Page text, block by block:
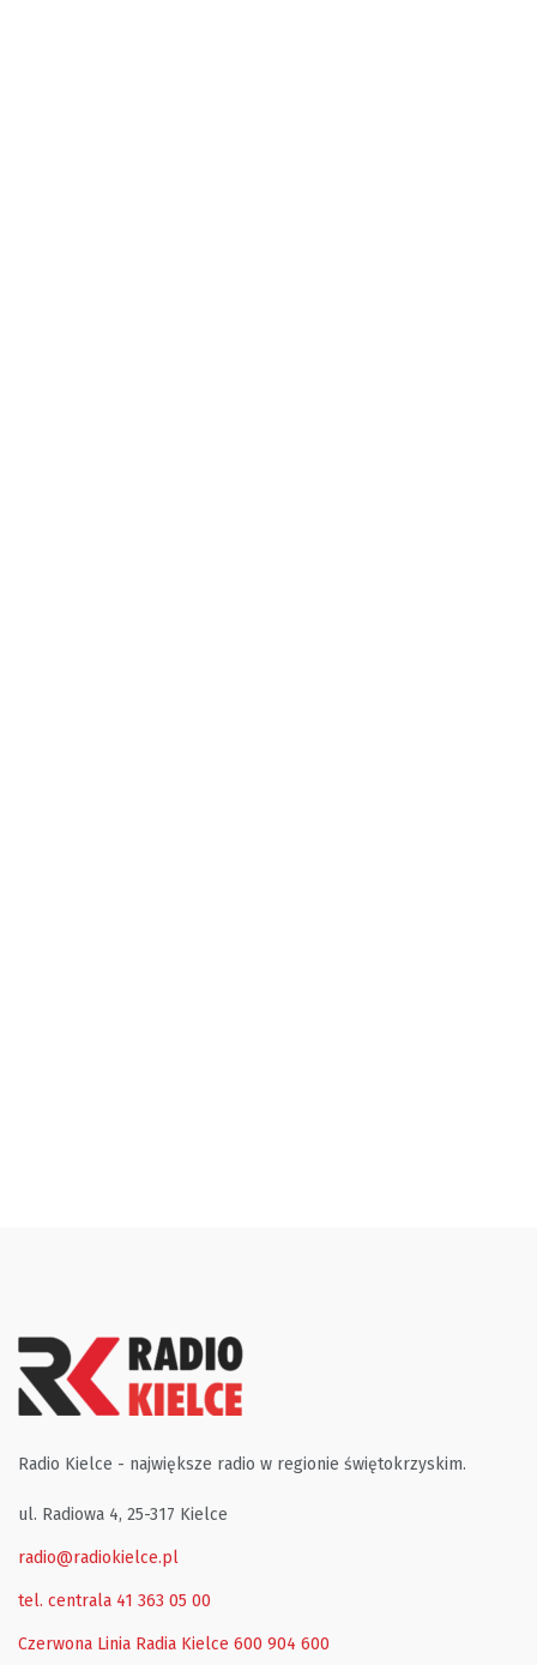
Radio Kielce - największe radio w regionie świętokrzyskim.
ul. Radiowa 4, 25-317 Kielce
radio@radiokielce.pl
tel. centrala 41 363 05 00
Czerwona Linia Radia Kielce 600 904 600